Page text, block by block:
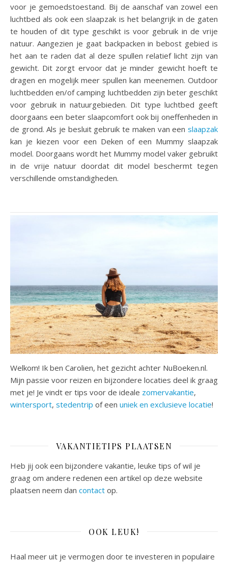
voor je gemoedstoestand. Bij de aanschaf van zowel een
luchtbed als ook een slaapzak is het belangrijk in de gaten
te houden of dit type geschikt is voor gebruik in de vrije
natuur. Aangezien je gaat backpacken in bebost gebied is
het aan te raden dat al deze spullen relatief licht zijn van
gewicht. Dit zorgt ervoor dat je minder gewicht hoeft te
dragen en mogelijk meer spullen kan meenemen. Outdoor
luchtbedden en/of camping luchtbedden zijn beter geschikt
voor gebruik in natuurgebieden. Dit type luchtbed geeft
doorgaans een beter slaapcomfort ook bij oneffenheden in
de grond. Als je besluit gebruik te maken van een slaapzak
kan je kiezen voor een Deken of een Mummy slaapzak
model. Doorgaans wordt het Mummy model vaker gebruikt
in de vrije natuur doordat dit model beschermt tegen
verschillende omstandigheden.
Welkom! Ik ben Carolien, het gezicht achter NuBoeken.nl.
Mijn passie voor reizen en bijzondere locaties deel ik graag
met je! Je vindt er tips voor de ideale zomervakantie,
wintersport, stedentrip of een uniek en exclusieve locatie!
VAKANTIETIPS PLAATSEN
Heb jij ook een bijzondere vakantie, leuke tips of wil je
graag om andere redenen een artikel op deze website
plaatsen neem dan contact op.
OOK LEUK!
Haal meer uit je vermogen door te investeren in populaire